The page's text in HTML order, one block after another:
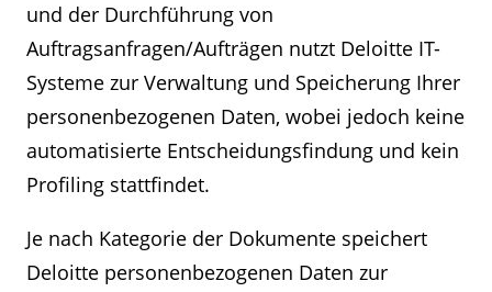
und der Durchführung von
Auftragsanfragen/Aufträgen nutzt Deloitte IT-
Systeme zur Verwaltung und Speicherung Ihrer
personenbezogenen Daten, wobei jedoch keine
automatisierte Entscheidungsfindung und kein
Profiling stattfindet.
Je nach Kategorie der Dokumente speichert
Deloitte personenbezogenen Daten zur